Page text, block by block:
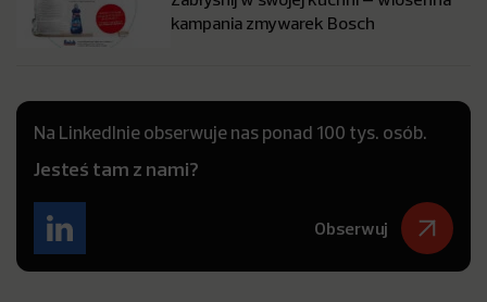
kampania zmywarek Bosch
Na LinkedInie obserwuje nas ponad 100 tys. osób.
Jesteś tam z nami?
Obserwuj